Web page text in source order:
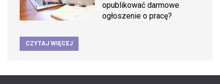
opublikować darmowe
ogłoszenie o pracę?
CZYTAJ WIĘCEJ